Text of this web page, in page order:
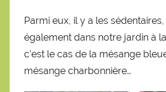
Parmi eux, il y a les
également dans notre jardin à
c’est le cas de la mésange
mésange charbonnière…